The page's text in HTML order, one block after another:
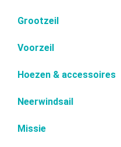
Grootzeil
Voorzeil
Hoezen & accessoires
Neerwindsail
Missie